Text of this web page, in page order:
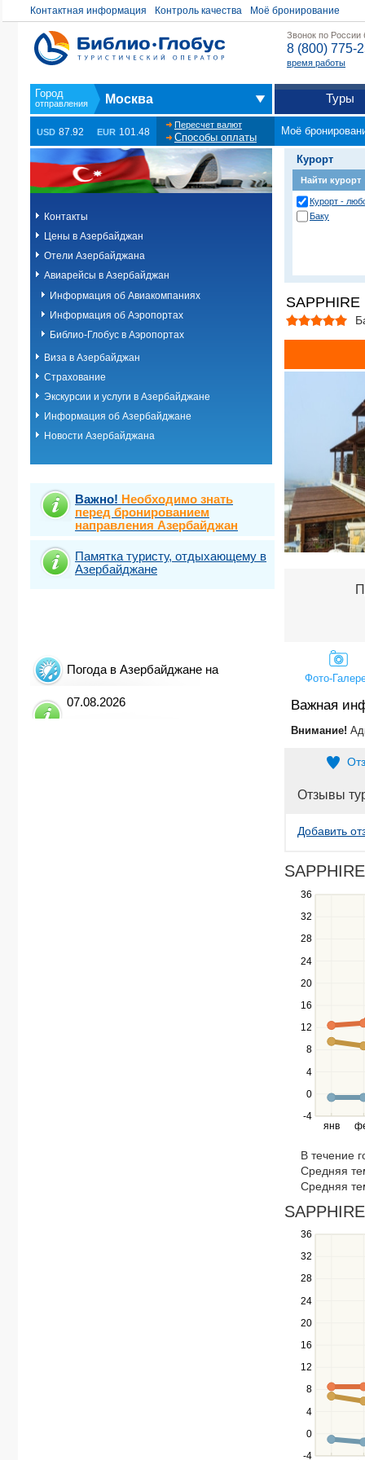
Контактная информация Контроль качества Моё бронирование
Звонок по России
8 (800) 775-
время работы
Москва Туры
USD 87.92 EUR 101.48
Пересчет валют
Способы оплаты
Моё
Контакты
Цены в Азербайджан
Отели Азербайджана
Авиарейсы в Азербайджан
Информация об Авиакомпаниях
Информация об Аэропортах
Библио-Глобус в Аэропортах
Виза в Азербайджан
Страхование
Экскурсии и услуги в Азербайджане
Информация об Азербайджане
Новости Азербайджана
Важно! Необходимо знать
перед бронированием
направления Азербайджан
Памятка туристу, отдыхающему в
Азербайджане
Погода в Азербайджане на
07.08.2026
Курорт
Найти курорт
Курорт -
Баку
SAPPHIRE
Фото-
Важная
Внимание!
Отзывы
Добавить
янв
-4
0
4
8
12
16
20
24
28
32
36
Use
the
and
down
to
navigate
between
series.
Use
the
and
right
keys
navigate
through
items
in
a
series.
В течение
Средняя
Средняя
-4
0
4
8
12
16
20
24
28
32
36
Use
the
and
down
to
navigate
series.
Use
the
and
right